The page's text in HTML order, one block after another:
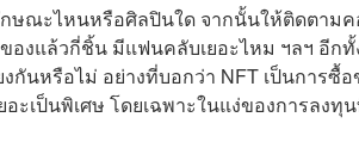
ษณะไหนหรือศิลปินใด จากนั้นให้ติดตาม
งแล้วกี่ชิ้น มีแฟนคลับเยอะไหม ฯลฯ อีกทั้
นหรือไม่ อย่างที่บอกว่า NFT เป็นการซื้อ
ะเป็นพิเศษ โดยเฉพาะในแง่ของการลงทุ